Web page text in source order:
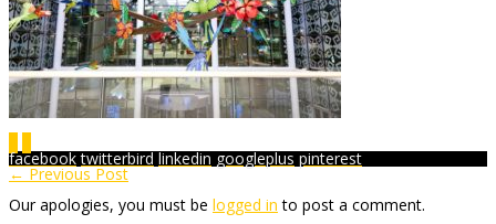
facebook twitterbird linkedin googleplus pinterest
← Previous Post
Our apologies, you must be logged in to post a comment.